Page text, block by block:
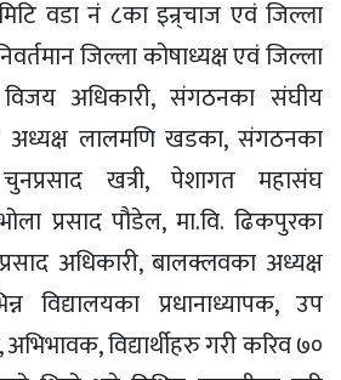
वडा नं ८का इन्र्चाज एवं जिल्ला
जिल्ला कोषाध्यक्ष एवं जिल्ला
अधिकारी, संगठनका संघीय
अध्यक्ष लालमणि खडका, संगठनका
खत्री, पेशागत महासंघ
प्रसाद पौडेल, मा.वि. ढिकपुरका
अधिकारी, बालक्लवका अध्यक्ष
विद्यालयका प्रधानाध्यापक, उप
विद्यार्थीहरु गरी करिव ७०